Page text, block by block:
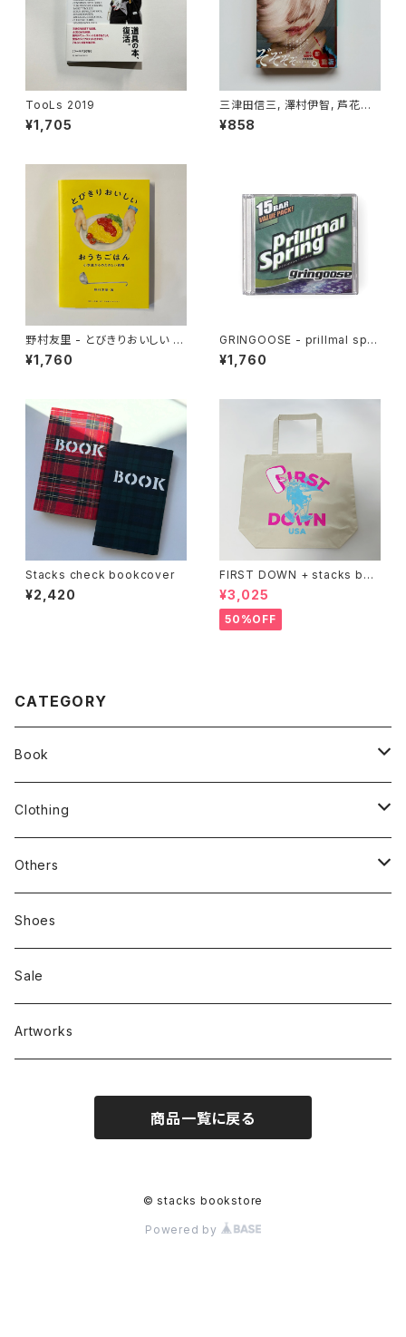
TooLs 2019
¥1,705
三津田信三, 澤村伊智, 芦花公
園, 背筋, 北沢陶, 上條一輝 - 呪
いの☒☒
¥858
野村友里 - とびきりおいしい お
うちごはん
¥1,760
GRINGOOSE - prillmal spri
ng 2 (MIX CD)
¥1,760
Stacks check bookcover
¥2,420
FIRST DOWN + stacks boo
kstore BIG TOTE
¥3,025
50%OFF
CATEGORY
Book
stacks
新刊本
Zine、Other
Clothing
Tees
Sweatshirts
Bag & Accessories
Others
Mixcd
RC SLUM / ROYALTY CLUB
雑貨
Shoes
Sale
Artworks
商品一覧に戻る
© stacks bookstore
Powered by